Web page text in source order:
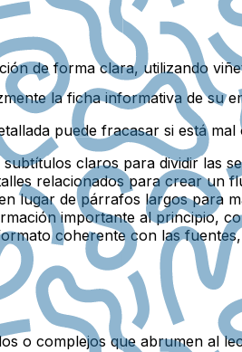
de forma clara, utilizando
la ficha informativa de su
puede fracasar si está
claros para dividir las
relacionados para crear un
lugar de párrafos largos para
importante al principio,
coherente con las
o complejos que abrumen al